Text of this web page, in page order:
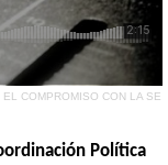
COMPROMISO CON LA SE
Política